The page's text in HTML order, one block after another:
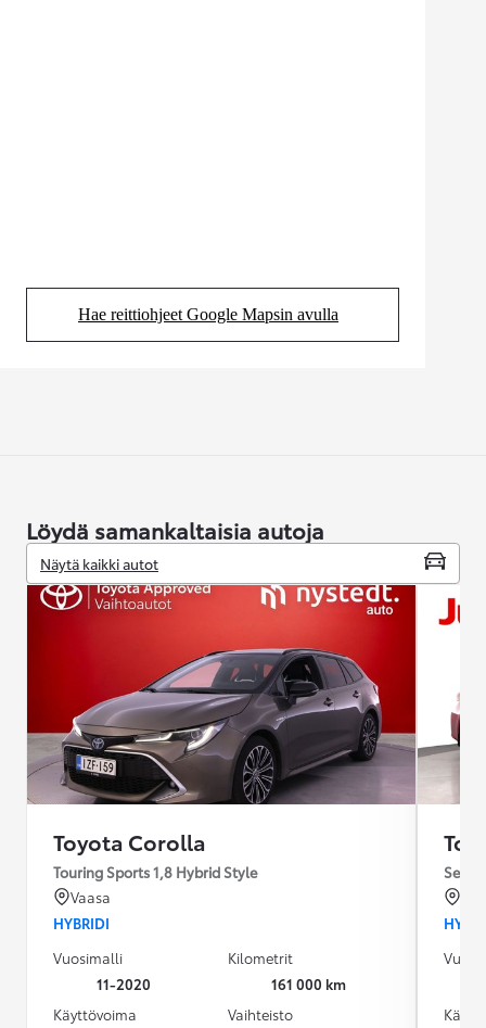
Hae reittiohjeet Google Mapsin avulla
(Aukeaa uudessa välilehdessä)
Löydä samankaltaisia autoja
Näytä kaikki autot
Toyota Corolla
Touring Sports 1,8 Hybrid Style
Vaasa
HYBRIDI
Vuosimalli
11-2020
Kilometrit
161 000 km
Käyttövoima
Vaihteisto